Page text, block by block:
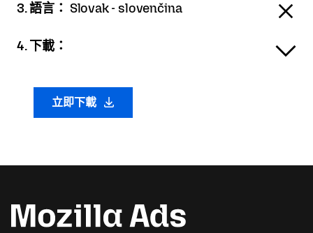
3. 語言： Slovak - slovenčina
4. 下載：
立即下載